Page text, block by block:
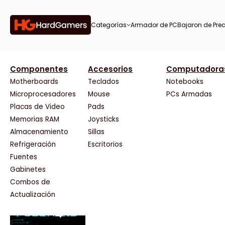
Categorías Armador de PCBajaron de
de
de
Componentes
Motherboards
Microprocesadores
Placas de Video
Memorias RAM
Almacenamiento
Refrigeración
Fuentes
Gabinetes
Combos de
Actualización
Accesorios
Teclados
Mouse
Pads
Joysticks
Sillas
Escritorios
Notebooks
PCs Armadas
AMD
AOC
AULA
Adata
AeroCool
Antec
Arkham
Asrock
BenQ
CX
Cooler Master
Corsair
Crucial
Deepcool
Dell
Gigabyte
HP
Tiendas destacadas
Acuario Insumos